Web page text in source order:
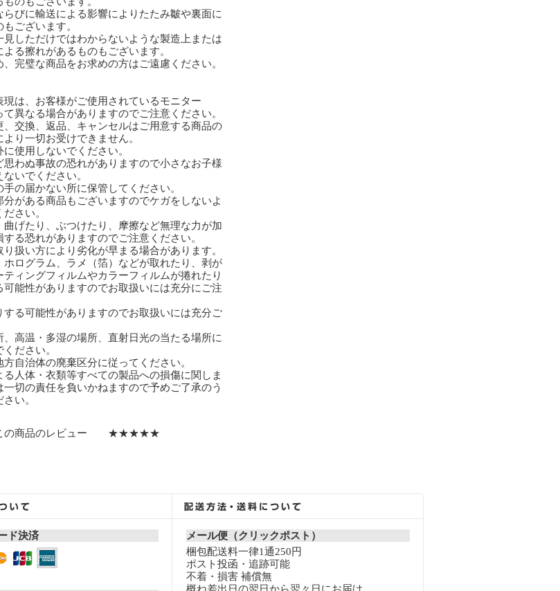
らびに輸送による影響によりたたみ皺や裏面に
ございます。
しただけではわからないような製造上または
る擦れがあるものもございます。
完璧な商品をお求めの方はご遠慮ください。
現は、お客様がご使用されているモニター
異なる場合がありますのでご注意ください。
、交換、返品、キャンセルはご用意する商品の
り一切お受けできません。
に使用しないでください。
思わぬ事故の恐れがありますので小さなお子様
いでください。
手の届かない所に保管してください。
分がある商品もございますのでケガをしないよ
さい。
曲げたり、ぶつけたり、摩擦など無理な力が加
る恐れがありますのでご注意ください。
り扱い方により劣化が早まる場合があります。
ホログラム、ラメ（箔）などが取れたり、剥が
ィングフィルムやカラーフィルムが捲れたり
可能性がありますのでお取扱いには充分にご注
する可能性がありますのでお取扱いには充分ご
、高温・多湿の場所、直射日光の当たる場所に
ださい。
方自治体の廃棄区分に従ってください。
る人体・衣類等すべての製品への損傷に関しま
切の責任を負いかねますので予めご了承のう
い。
品のレビュー ★★★★★
ド決済
メール便（クリックポスト）
梱包配送料一律1通250円
ポスト投函・追跡可能
不着・損害 補償無